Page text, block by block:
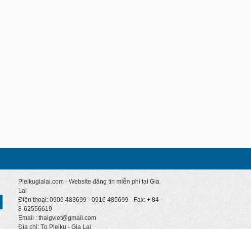
Pleikugialai.com - Website đăng tin miễn phí tại Gia
Lai
Điện thoại: 0906 483699 - 0916 485699 - Fax: + 84-
8-62556619
Email : thaigviet@gmail.com
Địa chỉ: Tp Pleiku - Gia Lai